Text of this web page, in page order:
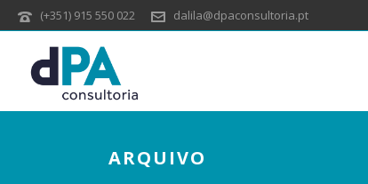
(+351) 915 550 022 dalila@dpaconsultoria.pt
ARQUIVO